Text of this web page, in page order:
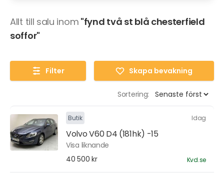
Allt till salu inom "fynd två st blå chesterfield
soffor"
Filter Skapa bevakning
Sortering:
Butik Idag
Volvo V60 D4 (181hk) -15
Visa liknande
40 500 kr
Kvd.se